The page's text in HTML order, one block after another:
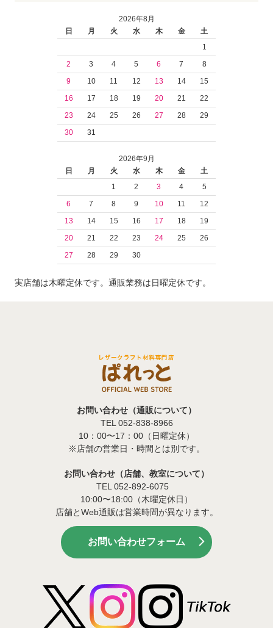
2026年8月
日
月 火 水 木 金
土
1
2
3 4 5 6 7
8
9
10 11 12 13 14
15
16
17 18 19 20 21
22
23
24 25 26 27 28
29
30
31
2026年9月
日
月 火 水 木 金
土
1
2 3 4
5
6
7 8 9 10 11
12
13
14 15 16 17 18
19
20
21 22 23 24 25
26
27
28 29 30
実店舗は木曜定休です。通販業務は日曜定休です。
お問い合わせ（通販について）
TEL 052-838-8966
10：00〜17：00（日曜定休）
※店舗の営業日・時間とは別です。
お問い合わせ（店舗、教室について）
TEL 052-892-6075
10:00〜18:00（木曜定休日）
店舗とWeb通販は営業時間が異なります。
お問い合わせフォーム